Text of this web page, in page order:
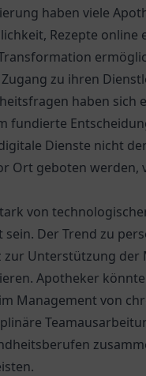
haben viele
Rezepte
zu ihren
haben sich
fundierte
Dienste nicht
Ort geboten werden,
von
Der Trend zu
zur Unterstützung
Apotheker
Management von